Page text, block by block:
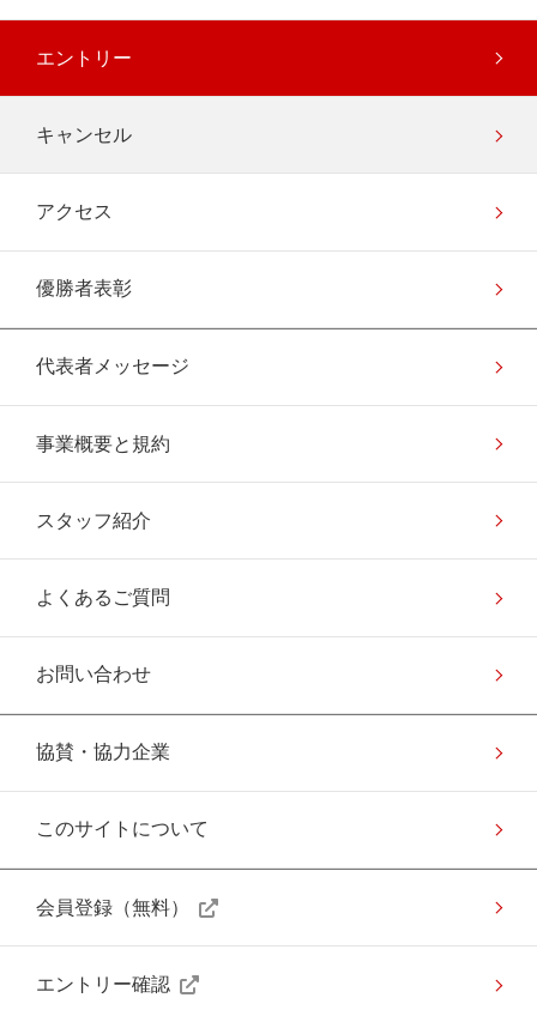
エントリー
キャンセル
アクセス
優勝者表彰
代表者メッセージ
事業概要と規約
スタッフ紹介
よくあるご質問
お問い合わせ
協賛・協力企業
このサイトについて
会員登録（無料）
エントリー確認